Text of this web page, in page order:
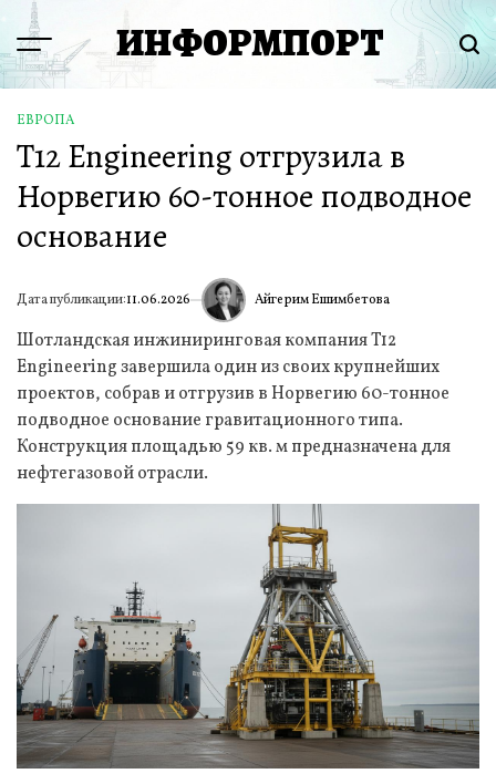
Перейти
содержимому
Menu ИНФОРМПОРТ
ОПУБЛИКОВАНО
В
ЕВРОПА
T12 Engineering отгрузила в
Норвегию 60-тонное подводное
основание
Дата публикации:11.06.2026 ИА Айгерим Ешимбетова
Шотландская инжиниринговая компания T12
Engineering завершила один из своих крупнейших
проектов, собрав и отгрузив в Норвегию 60-тонное
подводное основание гравитационного типа.
Конструкция площадью 59 кв. м предназначена для
нефтегазовой отрасли.